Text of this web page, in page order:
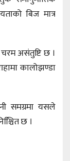
बिज मात्र
असंतुष्टि छ ।
कालोझण्डा
समग्रमा यसले
छ ।